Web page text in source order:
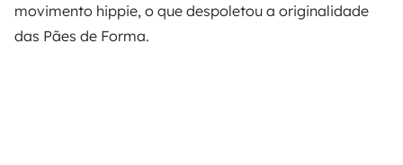
movimento hippie, o que despoletou a originalidade
das Pães de Forma.